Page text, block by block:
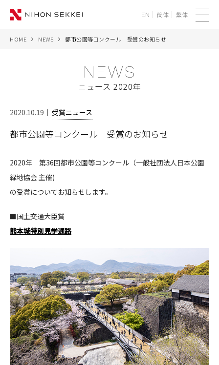
CORPORATE
RECRUIT
コンプライアンスポリシー プライバシーポリシー ご利用規約
EN 簡体 繁体
HOME NEWS 都市公園等コンクール 受賞のお知らせ
NEWS
ニュース 2020年
2020.10.19 受賞ニュース
都市公園等コンクール 受賞のお知らせ
2020年 第36回都市公園等コンクール（一般社団法人日本公園
緑地協会 主催)
の受賞についてお知らせします。
■国土交通大臣賞
熊本城特別見学通路